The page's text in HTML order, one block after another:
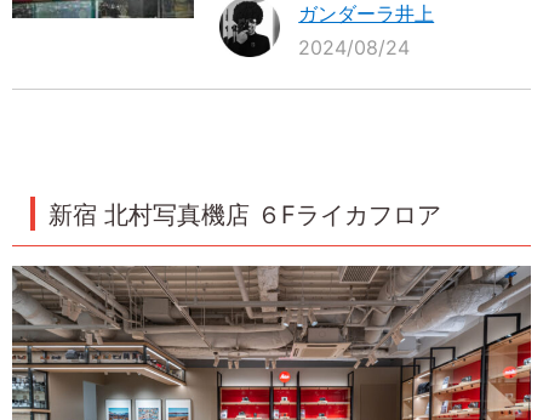
ガンダーラ井上
2024/08/24
新宿 北村写真機店 ６Fライカフロア